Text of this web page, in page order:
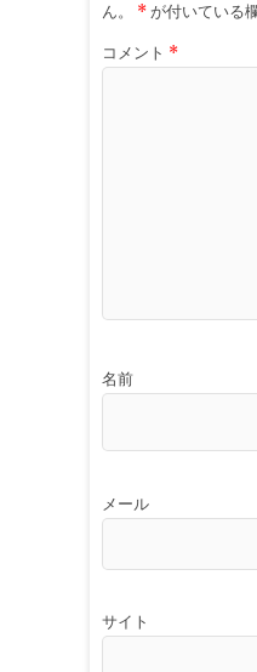
ん。
*が付いている
コメント *
名前
メール
サイト